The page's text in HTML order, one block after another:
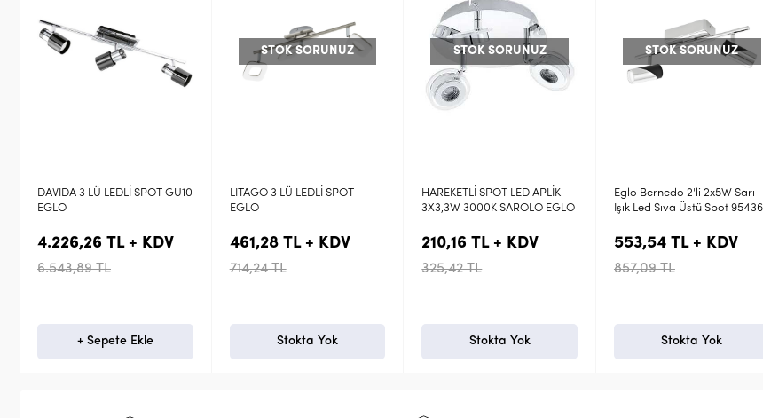
STOK SORUNUZ
LITAGO 3 LÜ LEDLİ SPOT
EGLO
461,28 TL + KDV
714,24 TL
Stokta Yok
STOK SORUNUZ
HAREKETLİ SPOT LED APLİK
3X3,3W 3000K SAROLO EGLO
210,16 TL + KDV
325,42 TL
Stokta Yok
STOK SORUNUZ
Eglo Bernedo 2'li 2x5W Sarı
Işık Led Sıva Üstü Spot 95436
553,54 TL + KDV
857,09 TL
Stokta Yok
STOK SORUNUZ
Eglo Pıerıno 2'li Nikel Krom
2x5W Sarı Işık Led Sıva Üstü
178,25 TL + KDV
276,00 TL
Stokta Yok